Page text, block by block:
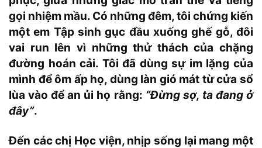
gọi nhiệm mầu. Có những đêm, tôi chứng kiến
một em Tập sinh gục đầu xuống ghế gỗ, đôi
vai run lên vì những thử thách của chặng
đường hoán cải. Tôi đã dùng sự im lặng của
mình để ôm ấp họ, dùng làn gió mát từ cửa sổ
lùa vào để an ủi họ rằng: “Đừng sợ, ta đang ở
đây”.
Đến các chị Học viện, nhịp sống lại mang một